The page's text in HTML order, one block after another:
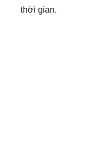
thời gian.